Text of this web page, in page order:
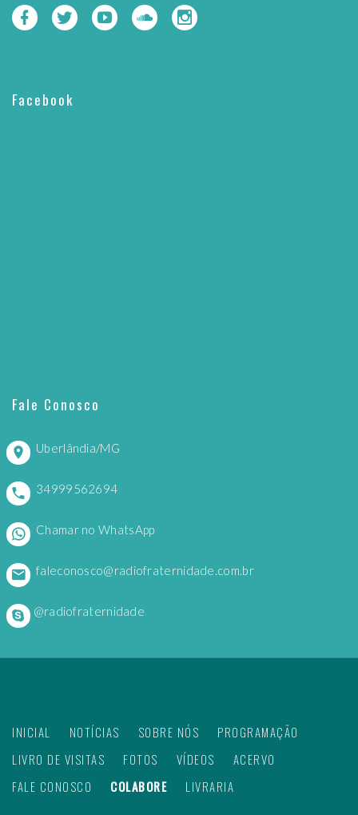
Facebook
Fale Conosco
Uberlândia/MG
34999562694
Chamar no WhatsApp
faleconosco@radiofraternidade.com.br
@radiofraternidade
INICIAL NOTÍCIAS SOBRE NÓS
PROGRAMAÇÃO
LIVRO DE VISITAS
FOTOS VÍDEOS
ACERVO
FALE CONOSCO
COLABORE LIVRARIA